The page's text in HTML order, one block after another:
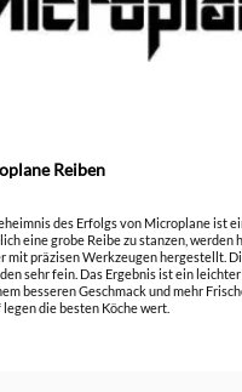
Reiben
des Erfolgs von Microplane ist
eine grobe Reibe zu stanzen, werden
mit präzisen Werkzeugen hergestellt.
sehr fein. Das Ergebnis ist ein
besseren Geschmack und mehr
die besten Köche wert.